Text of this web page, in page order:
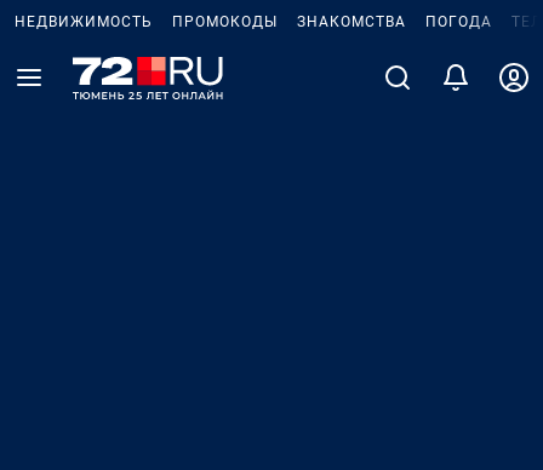
НЕДВИЖИМОСТЬ ПРОМОКОДЫ ЗНАКОМСТВА ПОГОДА